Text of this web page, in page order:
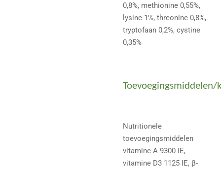
0,8%, methionine 0,55%,
lysine 1%, threonine 0,8%,
tryptofaan 0,2%, cystine
0,35%
Toevoegingsmiddelen/
Nutritionele
toevoegingsmiddelen
vitamine A 9300 IE,
vitamine D3 1125 IE, β-